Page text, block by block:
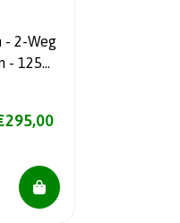
- 2-Weg
- 125